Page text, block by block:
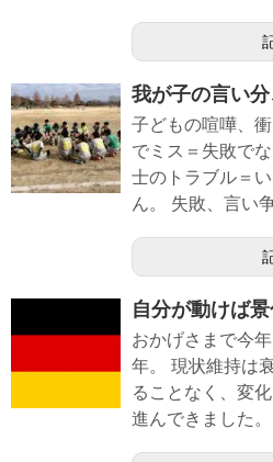
我が子の言い
子どもの喧嘩、
でミス＝失敗で
士のトラブル＝
ん。 失敗、言い
自分が動けば
おかげさまで今
年。 現状維持は
ることなく、変
進んできました。